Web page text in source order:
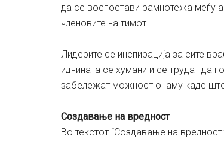
да се воспостави рамнотежа меѓу
членовите на тимот.
Лидерите се инспирација за сите
иднината се хумани и се трудат да
забележат можност онаму каде што
Создавање на вредност
Во текстот “Создавање на